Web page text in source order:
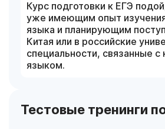
Курс подготовки к ЕГЭ
уже имеющим опыт изучения
языка и планирующим
Китая или в российские
специальности, связанные с
языком.
Тестовые тренинги